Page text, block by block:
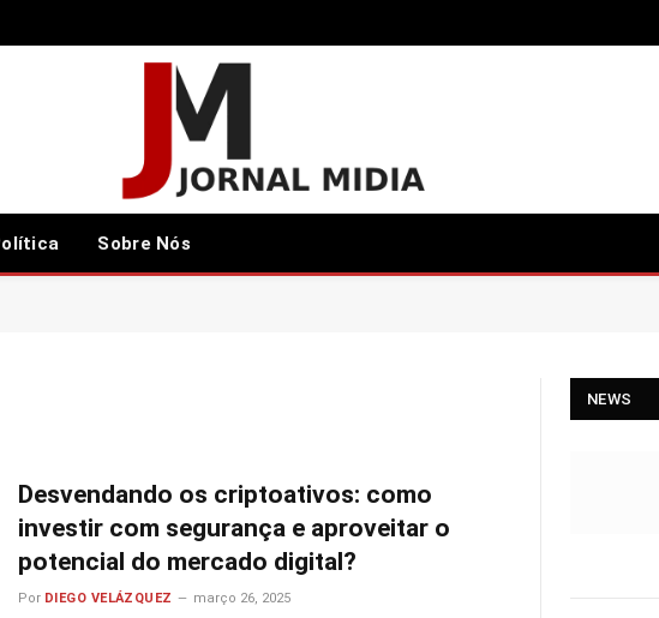
Sobre Nós
Desvendando os criptoativos: como
investir com segurança e aproveitar o
potencial do mercado digital?
Por DIEGO VELÁZQUEZ março 26, 2025
NEWS